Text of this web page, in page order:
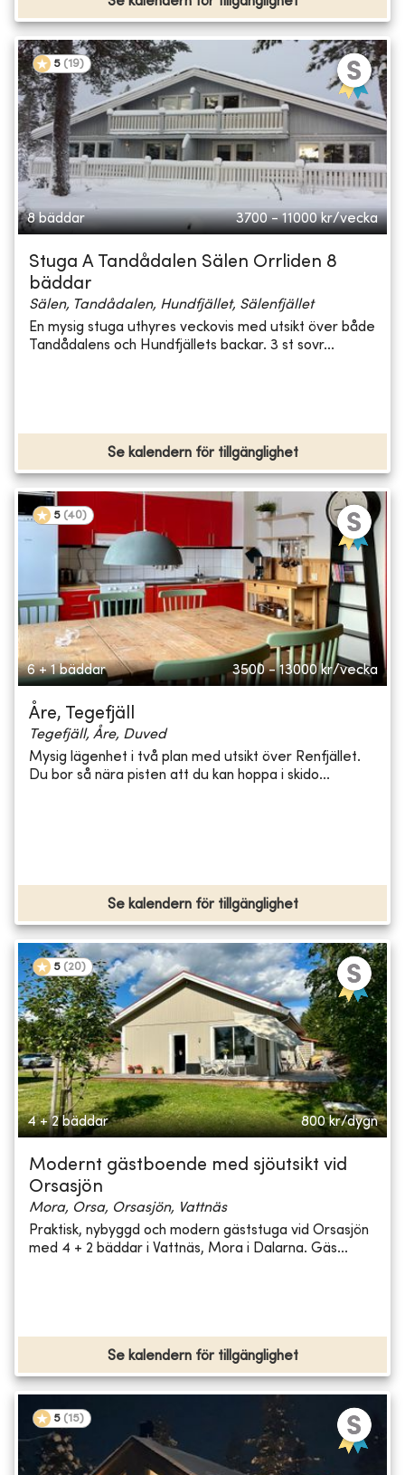
5 (19)
8 bäddar 3700 - 11000 kr/vecka
Stuga A Tandådalen Sälen Orrliden 8
bäddar
Sälen, Tandådalen, Hundfjället, Sälenfjället
En mysig stuga uthyres veckovis med utsikt över både
Tandådalens och Hundfjällets backar. 3 st sovr...
Se kalendern för tillgänglighet
5 (40)
6 + 1 bäddar 3500 - 13000 kr/vecka
Åre, Tegefjäll
Tegefjäll, Åre, Duved
Mysig lägenhet i två plan med utsikt över Renfjället.
Du bor så nära pisten att du kan hoppa i skido...
Se kalendern för tillgänglighet
5 (20)
4 + 2 bäddar 800 kr/dygn
Modernt gästboende med sjöutsikt vid
Orsasjön
Mora, Orsa, Orsasjön, Vattnäs
Praktisk, nybyggd och modern gäststuga vid Orsasjön
med 4 + 2 bäddar i Vattnäs, Mora i Dalarna. Gäs...
Se kalendern för tillgänglighet
5 (15)